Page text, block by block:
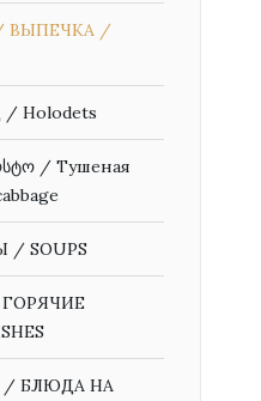
/ ВЫПЕЧКА /
/ Holodets
/ Тушеная
/ SOUPS
ГОРЯЧИЕ
/ БЛЮДА НА